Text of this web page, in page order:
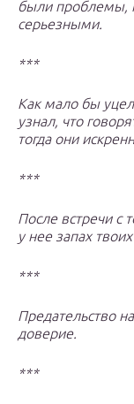
были проблемы,
серьезными.
***
Как мало бы
узнал, что
тогда они
***
После встречи с
у нее запах
***
Предательство
доверие.
***